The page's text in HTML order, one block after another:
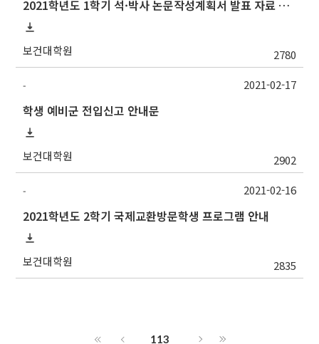
2021학년도 1학기 석·박사 논문작성계획서 발표 자료 제출 및 발표 시간 안내
보건대학원 2780
-
학생 예비군 전입신고 안내문
보건대학원 2902
2021-02-17
-
2021학년도 2학기 국제교환방문학생 프로그램 안내
보건대학원 2835
2021-02-16
113